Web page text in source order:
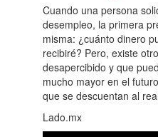
Cuando una persona
desempleo, la primera
misma: ¿cuánto dinero
recibiré? Pero, existe
desapercibido y que
mucho mayor en el
que se descuentan al
Lado.mx